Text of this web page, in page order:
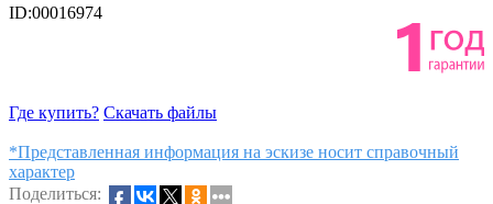
ID:00016974
Где купить? Скачать файлы
*Представленная информация на эскизе носит справочный
характер
Поделиться: